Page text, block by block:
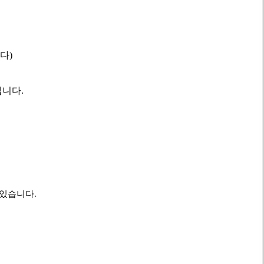
)
다.
습니다.